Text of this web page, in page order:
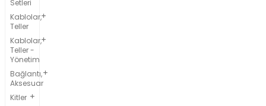
Setleri
Kablolar,
Teller
Kablolar,
Teller -
Yönetim
Bağlantı,
Aksesuar
Kitler